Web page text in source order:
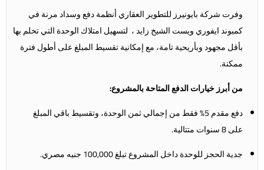
وفرت شركة بايونيرز للتطوير العقاري أنظمة دفع وسداد مرنة في
كمبوندايفوري ويست الشيخ زايد، لتسهيل امتلاك الوحدة التي تحلم بها
بأقل مجهود وبأريحية تامة، مع إمكانية تقسيط المبلغ على أطول فترة
ممكنة.
من أبرز خيارات الدفع المتاحة بالمشروع:
دفع مقدم 5% فقط من إجمالي ثمن الوحدة، وتقسيط باقي المبلغ
على 8 سنوات متتالية.
جدية الحجز للوحدة داخل المشروع تبلغ 100,000 جنيه مصري.